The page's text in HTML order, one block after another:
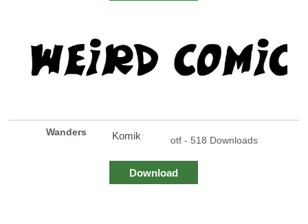
Wanders Komik otf - 518 Downloads
Download